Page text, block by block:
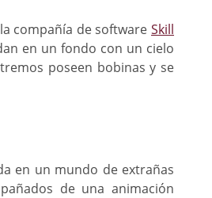
compañía de software Skill
en un fondo con un cielo
poseen bobinas y se
en un mundo de extrañas
de una animación